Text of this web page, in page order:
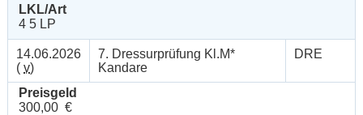
LKL/Art
4 5 LP
14.06.2026
( v)
7. Dressurprüfung Kl.M*
Kandare
DRE
Preisgeld
300,00 €